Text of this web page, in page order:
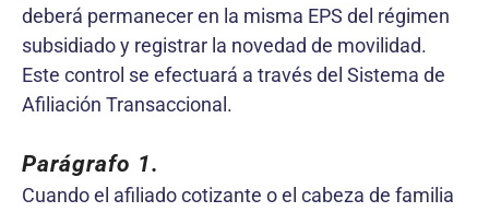
deberá permanecer en la misma EPS del régimen
subsidiado y registrar la novedad de movilidad.
Este control se efectuará a través del Sistema de
Afiliación Transaccional.
Parágrafo 1.
Cuando el afiliado cotizante o el cabeza de familia